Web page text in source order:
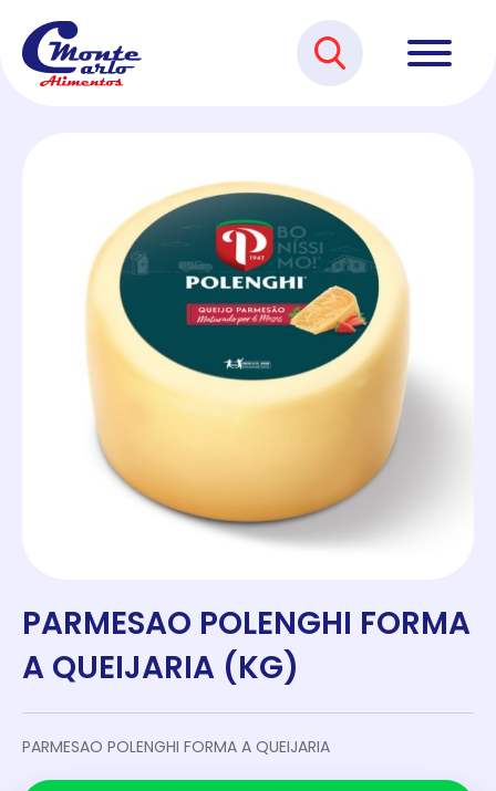
PARMESAO POLENGHI FORMA
A QUEIJARIA (KG)
PARMESAO POLENGHI FORMA A QUEIJARIA